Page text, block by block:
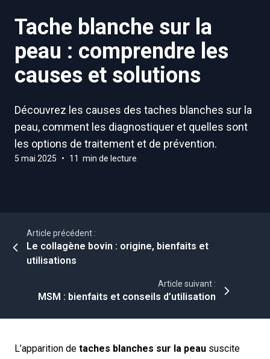
Tache blanche sur la
peau : comprendre les
causes et solutions
Découvrez les causes des taches blanches sur la
peau, comment les diagnostiquer et quelles sont
les options de traitement et de prévention.
5 mai 2025 • 11 min de lecture
Article précédent :
Le collagène bovin : origine, bienfaits et
utilisations
Article suivant :
MSM : bienfaits et conseils d’utilisation
L’apparition de taches blanches sur la peau suscite